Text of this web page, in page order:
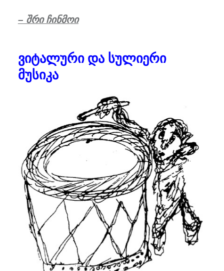
– შრი ჩინმოი
ვიტალური და სულიერი
მუსიკა